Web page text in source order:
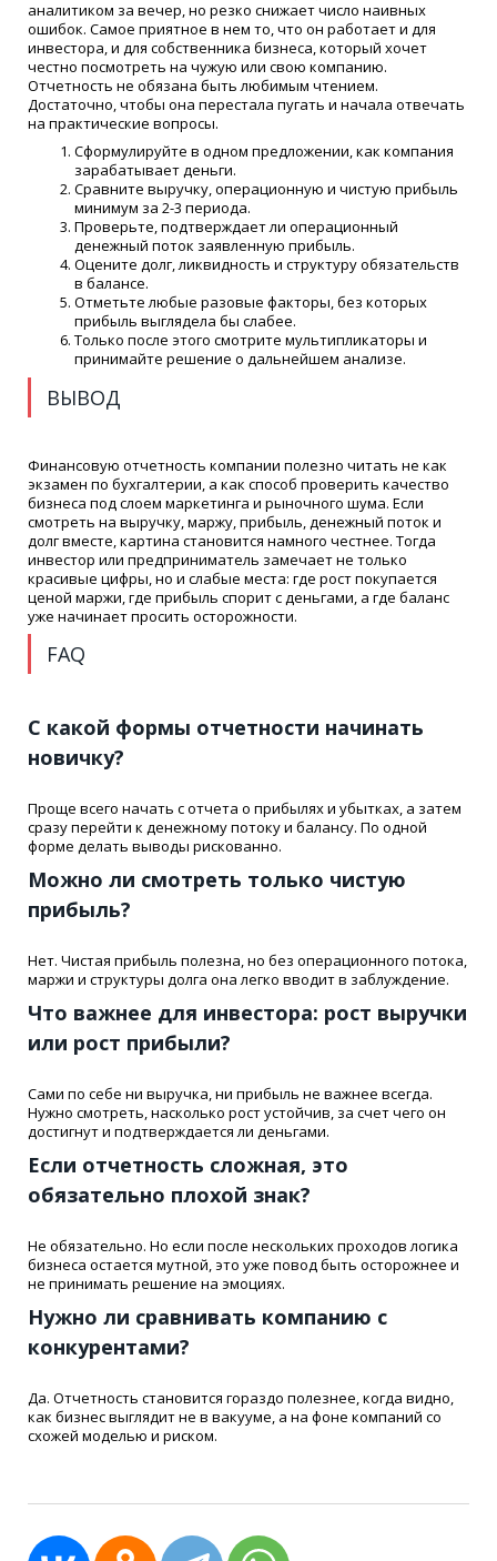
аналитиком за вечер, но резко снижает число наивных
ошибок. Самое приятное в нем то, что он работает и для
инвестора, и для собственника бизнеса, который хочет
честно посмотреть на чужую или свою компанию.
Отчетность не обязана быть любимым чтением.
Достаточно, чтобы она перестала пугать и начала отвечать
на практические вопросы.
Сформулируйте в одном предложении, как компания
зарабатывает деньги.
Сравните выручку, операционную и чистую прибыль
минимум за 2-3 периода.
Проверьте, подтверждает ли операционный
денежный поток заявленную прибыль.
Оцените долг, ликвидность и структуру обязательств
в балансе.
Отметьте любые разовые факторы, без которых
прибыль выглядела бы слабее.
Только после этого смотрите мультипликаторы и
принимайте решение о дальнейшем анализе.
ВЫВОД
Финансовую отчетность компании полезно читать не как
экзамен по бухгалтерии, а как способ проверить качество
бизнеса под слоем маркетинга и рыночного шума. Если
смотреть на выручку, маржу, прибыль, денежный поток и
долг вместе, картина становится намного честнее. Тогда
инвестор или предприниматель замечает не только
красивые цифры, но и слабые места: где рост покупается
ценой маржи, где прибыль спорит с деньгами, а где баланс
уже начинает просить осторожности.
FAQ
С какой формы отчетности начинать
новичку?
Проще всего начать с отчета о прибылях и убытках, а затем
сразу перейти к денежному потоку и балансу. По одной
форме делать выводы рискованно.
Можно ли смотреть только чистую
прибыль?
Нет. Чистая прибыль полезна, но без операционного потока,
маржи и структуры долга она легко вводит в заблуждение.
Что важнее для инвестора: рост выручки
или рост прибыли?
Сами по себе ни выручка, ни прибыль не важнее всегда.
Нужно смотреть, насколько рост устойчив, за счет чего он
достигнут и подтверждается ли деньгами.
Если отчетность сложная, это
обязательно плохой знак?
Не обязательно. Но если после нескольких проходов логика
бизнеса остается мутной, это уже повод быть осторожнее и
не принимать решение на эмоциях.
Нужно ли сравнивать компанию с
конкурентами?
Да. Отчетность становится гораздо полезнее, когда видно,
как бизнес выглядит не в вакууме, а на фоне компаний со
схожей моделью и риском.